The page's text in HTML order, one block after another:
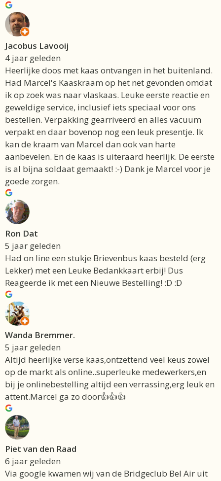
Jacobus Lavooij
4 jaar geleden
Heerlijke doos met kaas ontvangen in het buitenland.
Had Marcel's Kaaskraam op het net gevonden omdat
ik op zoek was naar vlaskaas. Leuke eerste reactie en
geweldige service, inclusief iets speciaal voor ons
bestellen. Verpakking gearriveerd en alles vacuum
verpakt en daar bovenop nog een leuk presentje. Ik
kan de kraam van Marcel dan ook van harte
aanbevelen. En de kaas is uiteraard heerlijk. De eerste
is al bijna soldaat gemaakt! :-) Dank je Marcel voor je
goede zorgen.
Ron Dat
5 jaar geleden
Had on line een stukje Brievenbus kaas besteld (erg
Lekker) met een Leuke Bedankkaart erbij! Dus
Reageerde ik met een Nieuwe Bestelling! :D :D
Wanda Bremmer.
5 jaar geleden
Altijd heerlijke verse kaas,ontzettend veel keus zowel
op de markt als online..superleuke medewerkers,en
bij je onlinebestelling altijd een verrassing,erg leuk en
attent.Marcel ga zo door👍👍👍
Piet van den Raad
6 jaar geleden
Via google kwamen wij van de Bridgeclub Bel Air uit